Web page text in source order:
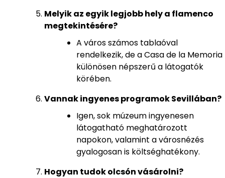
Melyik az egyik legjobb hely a flamenco
megtekintésére?
A város számos tablaóval
rendelkezik, de a Casa de la Memoria
különösen népszerű a látogatók
körében.
Vannak ingyenes programok Sevillában?
Igen, sok múzeum ingyenesen
látogatható meghatározott
napokon, valamint a városnézés
gyalogosan is költséghatékony.
Hogyan tudok olcsón vásárolni?